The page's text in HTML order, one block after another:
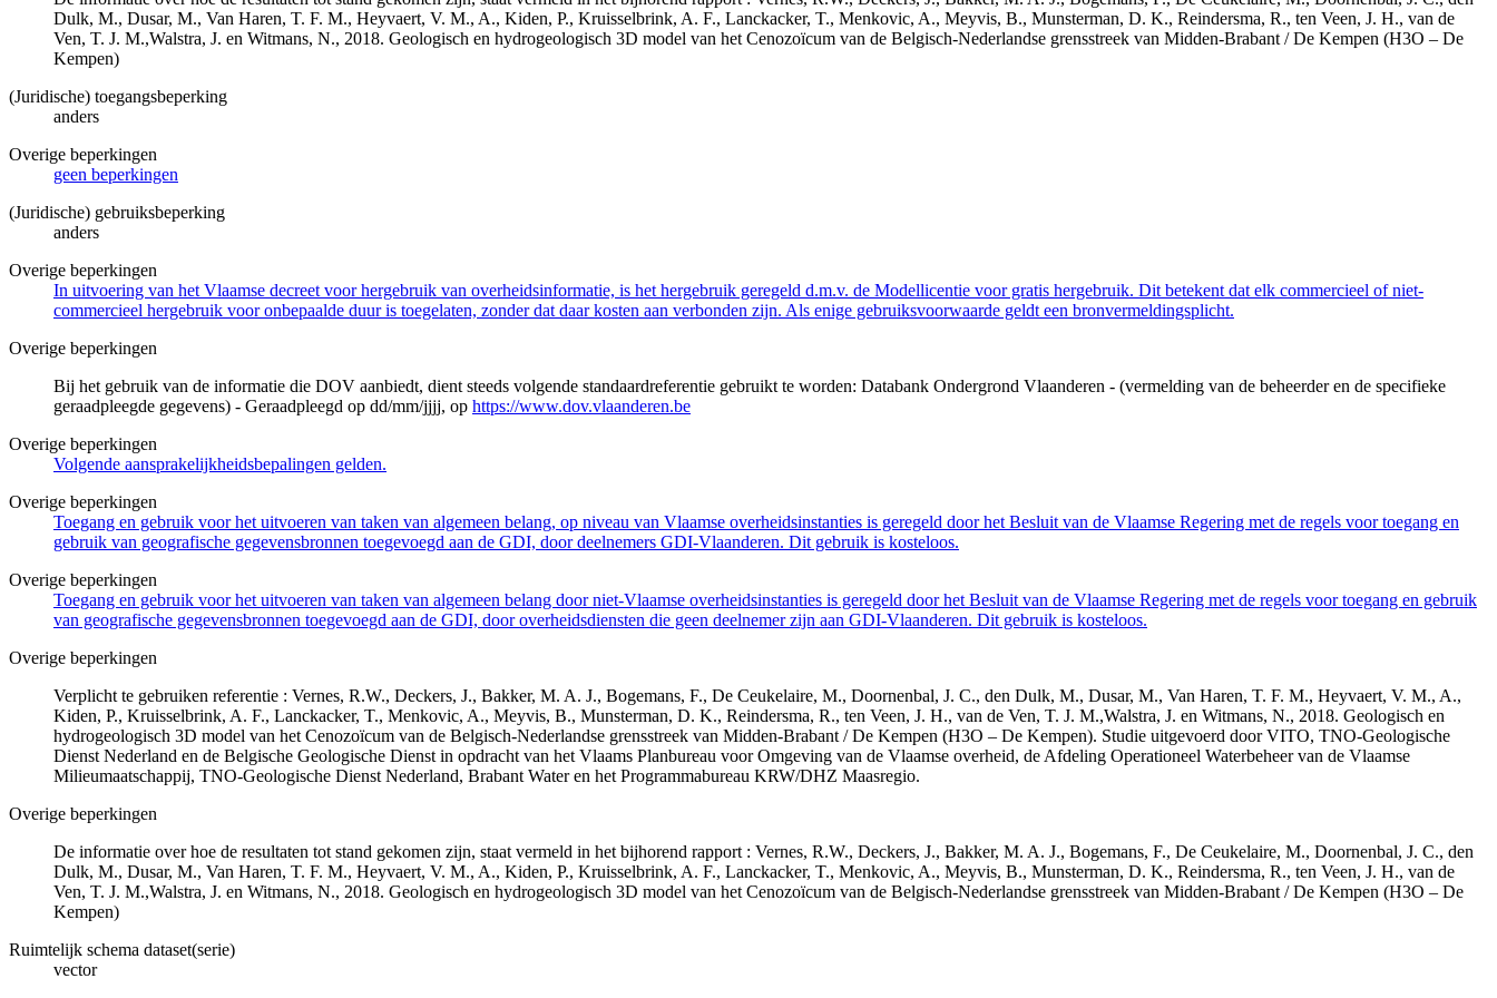
Dulk, M., Dusar, M., Van Haren, T. F. M., Heyvaert, V. M., A., Kiden, P., Kruisselbrink, A. F., Lanckacker, T., Menkovic, A., Meyvis, B., Munsterman, D. K., Reindersma, R., ten Veen, J. H., van de
Ven, T. J. M.,Walstra, J. en Witmans, N., 2018. Geologisch en hydrogeologisch 3D model van het Cenozoïcum van de Belgisch-Nederlandse grensstreek van Midden-Brabant / De Kempen (H3O – De
Kempen)
(Juridische) toegangsbeperking
anders
Overige beperkingen
geen beperkingen
(Juridische) gebruiksbeperking
anders
Overige beperkingen
In uitvoering van het Vlaamse decreet voor hergebruik van overheidsinformatie, is het hergebruik geregeld d.m.v. de Modellicentie voor gratis hergebruik. Dit betekent dat elk commercieel of niet-
commercieel hergebruik voor onbepaalde duur is toegelaten, zonder dat daar kosten aan verbonden zijn. Als enige gebruiksvoorwaarde geldt een bronvermeldingsplicht.
Overige beperkingen
Bij het gebruik van de informatie die DOV aanbiedt, dient steeds volgende standaardreferentie gebruikt te worden: Databank Ondergrond Vlaanderen - (vermelding van de beheerder en de specifieke
geraadpleegde gegevens) - Geraadpleegd op dd/mm/jjjj, op https://www.dov.vlaanderen.be
Overige beperkingen
Volgende aansprakelijkheidsbepalingen gelden.
Overige beperkingen
Toegang en gebruik voor het uitvoeren van taken van algemeen belang, op niveau van Vlaamse overheidsinstanties is geregeld door het Besluit van de Vlaamse Regering met de regels voor toegang en
gebruik van geografische gegevensbronnen toegevoegd aan de GDI, door deelnemers GDI-Vlaanderen. Dit gebruik is kosteloos.
Overige beperkingen
Toegang en gebruik voor het uitvoeren van taken van algemeen belang door niet-Vlaamse overheidsinstanties is geregeld door het Besluit van de Vlaamse Regering met de regels voor toegang en gebruik
van geografische gegevensbronnen toegevoegd aan de GDI, door overheidsdiensten die geen deelnemer zijn aan GDI-Vlaanderen. Dit gebruik is kosteloos.
Overige beperkingen
Verplicht te gebruiken referentie : Vernes, R.W., Deckers, J., Bakker, M. A. J., Bogemans, F., De Ceukelaire, M., Doornenbal, J. C., den Dulk, M., Dusar, M., Van Haren, T. F. M., Heyvaert, V. M., A.,
Kiden, P., Kruisselbrink, A. F., Lanckacker, T., Menkovic, A., Meyvis, B., Munsterman, D. K., Reindersma, R., ten Veen, J. H., van de Ven, T. J. M.,Walstra, J. en Witmans, N., 2018. Geologisch en
hydrogeologisch 3D model van het Cenozoïcum van de Belgisch-Nederlandse grensstreek van Midden-Brabant / De Kempen (H3O – De Kempen). Studie uitgevoerd door VITO, TNO-Geologische
Dienst Nederland en de Belgische Geologische Dienst in opdracht van het Vlaams Planbureau voor Omgeving van de Vlaamse overheid, de Afdeling Operationeel Waterbeheer van de Vlaamse
Milieumaatschappij, TNO-Geologische Dienst Nederland, Brabant Water en het Programmabureau KRW/DHZ Maasregio.
Overige beperkingen
De informatie over hoe de resultaten tot stand gekomen zijn, staat vermeld in het bijhorend rapport : Vernes, R.W., Deckers, J., Bakker, M. A. J., Bogemans, F., De Ceukelaire, M., Doornenbal, J. C., den
Dulk, M., Dusar, M., Van Haren, T. F. M., Heyvaert, V. M., A., Kiden, P., Kruisselbrink, A. F., Lanckacker, T., Menkovic, A., Meyvis, B., Munsterman, D. K., Reindersma, R., ten Veen, J. H., van de
Ven, T. J. M.,Walstra, J. en Witmans, N., 2018. Geologisch en hydrogeologisch 3D model van het Cenozoïcum van de Belgisch-Nederlandse grensstreek van Midden-Brabant / De Kempen (H3O – De
Kempen)
Ruimtelijk schema dataset(serie)
vector